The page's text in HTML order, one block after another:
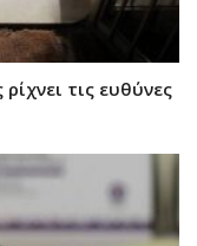
τις ευθύνες